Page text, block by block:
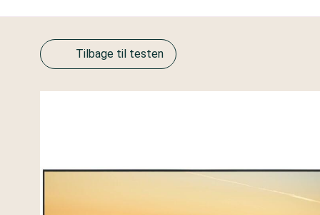
Tilbage til testen